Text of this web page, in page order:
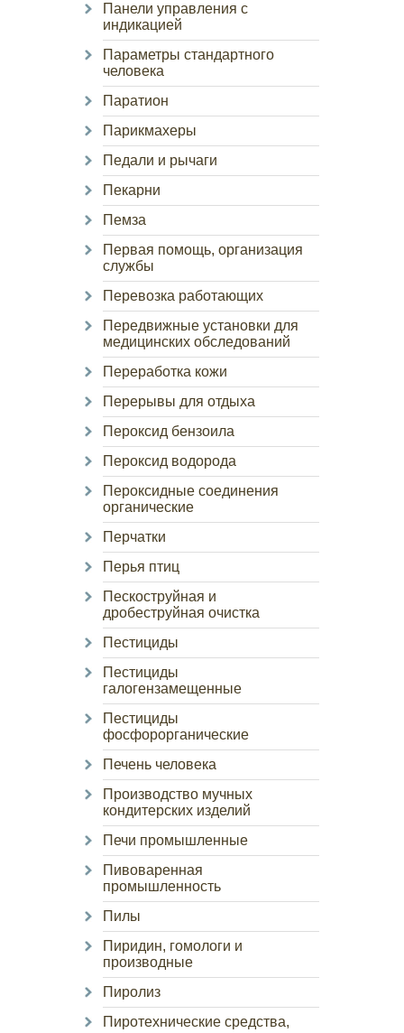
Панели управления с
индикацией
Параметры стандартного
человека
Паратион
Парикмахеры
Педали и рычаги
Пекарни
Пемза
Первая помощь, организация
службы
Перевозка работающих
Передвижные установки для
медицинских обследований
Переработка кожи
Перерывы для отдыха
Пероксид бензоила
Пероксид водорода
Пероксидные соединения
органические
Перчатки
Перья птиц
Пескоструйная и
дробеструйная очистка
Пестициды
Пестициды
галогензамещенные
Пестициды
фосфорорганические
Печень человека
Производство мучных
кондитерских изделий
Печи промышленные
Пивоваренная
промышленность
Пилы
Пиридин, гомологи и
производные
Пиролиз
Пиротехнические средства,